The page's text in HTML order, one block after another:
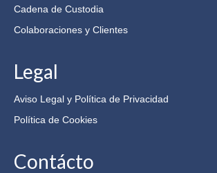
Cadena de Custodia
Colaboraciones y Clientes
Legal
Aviso Legal y Política de Privacidad
Política de Cookies
Contácto